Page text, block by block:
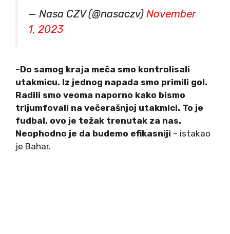
— Nasa CZV (@nasaczv) November
1, 2023
–Do samog kraja meča smo kontrolisali
utakmicu. Iz jednog napada smo primili gol.
Radili smo veoma naporno kako bismo
trijumfovali na večerašnjoj utakmici. To je
fudbal, ovo je težak trenutak za nas.
Neophodno je da budemo efikasniji – istakao
je Bahar.